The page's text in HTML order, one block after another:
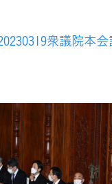
20230319衆議院本